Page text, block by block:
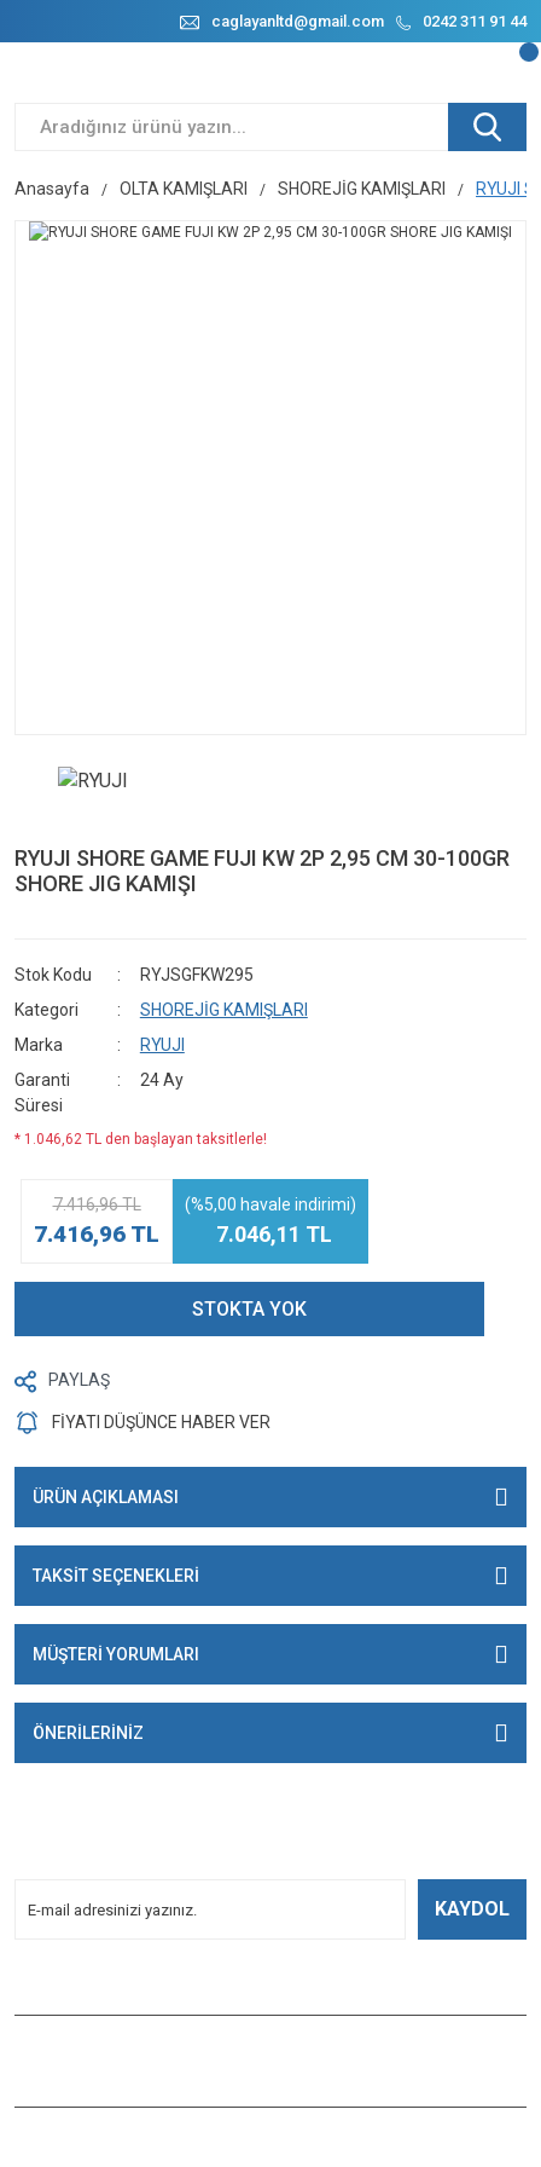
caglayanltd@gmail.com 0242 311 91 44
Anasayfa OLTA KAMIŞLARI SHOREJİG KAMIŞLARI RYUJI
RYUJI SHORE GAME FUJI KW 2P 2,95 CM 30-100GR
SHORE JIG KAMIŞI
Stok Kodu
RYJSGFKW295
Kategori
SHOREJİG KAMIŞLARI
Marka
RYUJI
Garanti
Süresi
24 Ay
* 1.046,62 TL den başlayan taksitlerle!
7.416,96 TL
7.416,96 TL
(%5,00 havale indirimi)
7.046,11 TL
STOKTA YOK
PAYLAŞ
FİYATI DÜŞÜNCE HABER VER
ÜRÜN AÇIKLAMASI
TAKSİT SEÇENEKLERİ
MÜŞTERİ YORUMLARI
ÖNERİLERİNİZ
KAYDOL